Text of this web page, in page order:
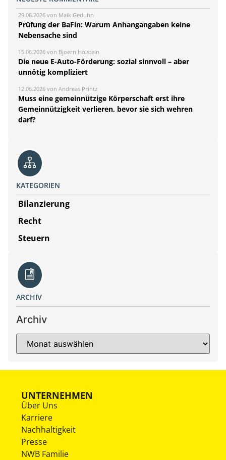
29.06.2026 von Maik Geduhn
Prüfung der BaFin: Warum Anhangangaben keine
Nebensache sind
15.06.2026 von Bjoern Holstein
Die neue E-Auto-Förderung: sozial sinnvoll – aber
unnötig kompliziert
12.06.2026 von Andreas Printz
Muss eine gemeinnützige Körperschaft erst ihre
Gemeinnützigkeit verlieren, bevor sie sich wehren
darf?
KATEGORIEN
Bilanzierung
Recht
Steuern
ARCHIV
Archiv
UNTERNEHMEN
Über Uns
Karriere
Nachhaltigkeit
Presse
NWB Familie